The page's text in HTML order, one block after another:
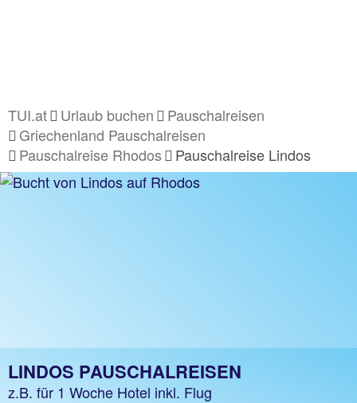
TUI.at Urlaub buchen
Pauschalreisen
Griechenland Pauschalreisen
Pauschalreise Rhodos
Pauschalreise Lindos
LINDOS PAUSCHALREISEN
z.B. für 1 Woche Hotel inkl. Flug